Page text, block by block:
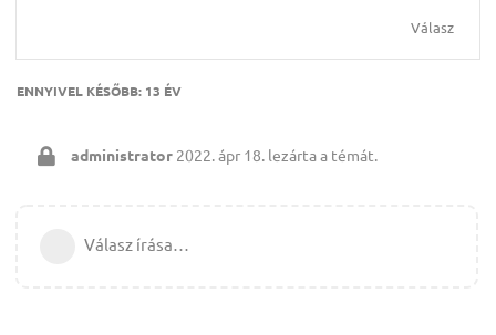
Válasz
ENNYIVEL KÉSŐBB: 13 ÉV
administrator 2022. ápr 18. lezárta a témát.
Válasz írása…